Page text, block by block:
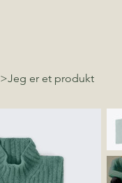
>Jeg er et produkt